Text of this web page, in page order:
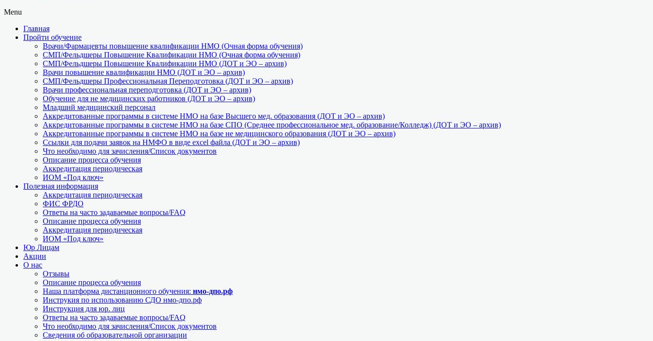
Menu
Главная
Пройти обучение
Врачи/Фармацевты повышение квалификации НМО (Очная форма обучения)
СМП/Фельдшеры Повышение Квалификации НМО (Очная форма обучения)
СМП/Фельдшеры Повышение Квалификации НМО (ДОТ и ЭО – архив)
Врачи повышение квалификации НМО (ДОТ и ЭО – архив)
СМП/Фельдшеры Профессиональная Переподготовка (ДОТ и ЭО – архив)
Врачи профессиональная переподготовка (ДОТ и ЭО – архив)
Обучение для не медицинских работников (ДОТ и ЭО – архив)
Младший медицинский персонал
Аккредитованные программы в системе НМО на базе Высшего мед. образования (ДОТ и ЭО – архив)
Аккредитованные программы в системе НМО на базе СПО (Среднее профессиональное мед. образование/Колледж) (ДОТ и ЭО – архив)
Аккредитованные программы в системе НМО на базе не медицинского образования (ДОТ и ЭО – архив)
Ссылки для подачи заявок на НМФО в виде excel файла (ДОТ и ЭО – архив)
Что необходимо для зачисления/Список документов
Описание процесса обучения
Аккредитация периодическая
ИОМ «Под ключ»
Полезная информация
Аккредитация периодическая
ФИС ФРДО
Ответы на часто задаваемые вопросы/FAQ
Описание процесса обучения
Аккредитация периодическая
ИОМ «Под ключ»
Юр Лицам
Акции
О нас
Отзывы
Описание процесса обучения
Наша платформа дистанционного обучения: нмо-дпо.рф
Инструкия по использованию СДО нмо-дпо.рф
Инструкция для юр. лиц
Ответы на часто задаваемые вопросы/FAQ
Что необходимо для зачисления/Список документов
Сведения об образовательной организации